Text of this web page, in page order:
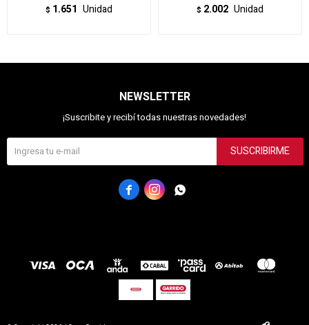
$ 1.651 Unidad $ 2.002 Unidad
NEWSLETTER
¡Suscribite y recibí todas nuestras novedades!
SUSCRIBIRME
  